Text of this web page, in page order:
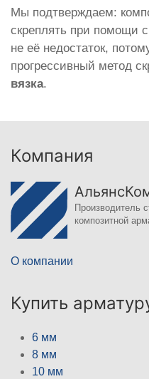
Мы подтверждаем:
скреплять при помощи
не её недостаток,
прогрессивный метод
вязка.
Компания
Производитель
композитной
О компании
Купить
6 мм
8 мм
10 мм